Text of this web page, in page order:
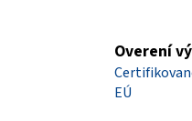
Overení
EÚ